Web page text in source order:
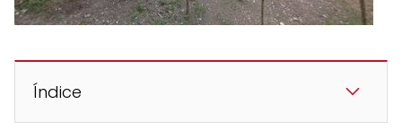
Índice